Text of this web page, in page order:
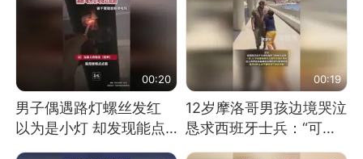
00:20
男子偶遇路灯螺丝发红
以为是小灯 却发现能点
燃香烟 当事人：已报警
00:19
12岁摩洛哥男孩边境哭泣
恳求西班牙士兵：“可不
可以不要把我遣返回国”